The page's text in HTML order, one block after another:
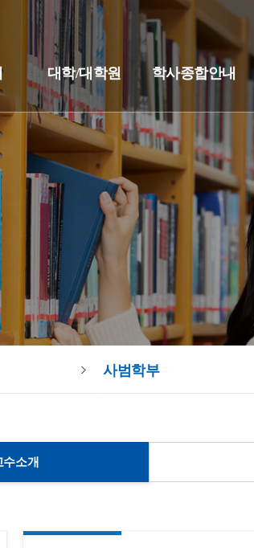
대학/대학원 학사종합안내
사범학부
수소개